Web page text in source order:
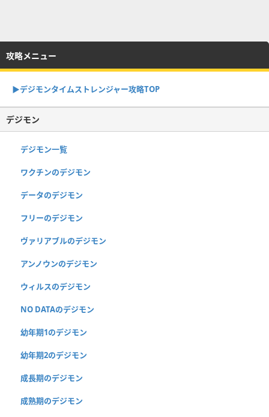
攻略メニュー
▶︎デジモンタイムストレンジャー攻略TOP
デジモン
デジモン一覧
ワクチンのデジモン
データのデジモン
フリーのデジモン
ヴァリアブルのデジモン
アンノウンのデジモン
ウィルスのデジモン
NO DATAのデジモン
幼年期1のデジモン
幼年期2のデジモン
成長期のデジモン
成熟期のデジモン